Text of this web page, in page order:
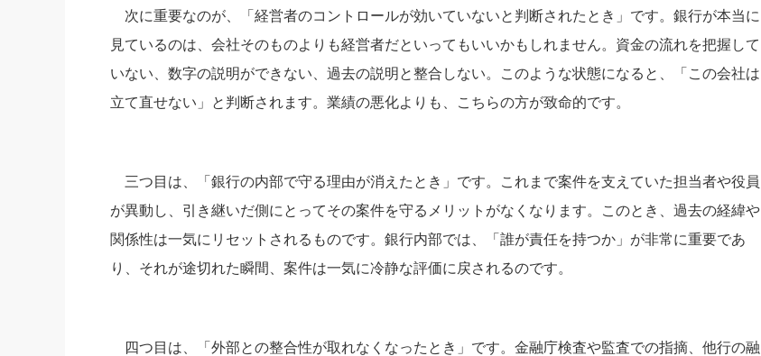
次に重要なのが、「経営者のコントロールが効いていないと判断されたとき」です。銀行が本当に
見ているのは、会社そのものよりも経営者だといってもいいかもしれません。資金の流れを把握して
いない、数字の説明ができない、過去の説明と整合しない。このような状態になると、「この会社は
立て直せない」と判断されます。業績の悪化よりも、こちらの方が致命的です。
三つ目は、「銀行の内部で守る理由が消えたとき」です。これまで案件を支えていた担当者や役員
が異動し、引き継いだ側にとってその案件を守るメリットがなくなります。このとき、過去の経緯や
関係性は一気にリセットされるものです。銀行内部では、「誰が責任を持つか」が非常に重要であ
り、それが途切れた瞬間、案件は一気に冷静な評価に戻されるのです。
四つ目は、「外部との整合性が取れなくなったとき」です。金融庁検査や監査での指摘、他行の融